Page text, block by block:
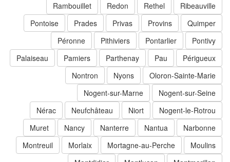
Ribeauville
Rethel
Redon
Rambouillet
Quimper
Provins
Privas
Prades
Pontoise
Pontivy
Pontarlier
Pithiviers
Péronne
Périgueux
Parthenay
Pamiers
Palaiseau
Oloron-Sainte-Marie
Nyons
Nontron
Nogent-sur-Seine
Nogent-sur-Marne
Nogent-le-Rotrou
Niort
Neufchâteau
Nérac
Narbonne
Nantua
Nanterre
Nancy
Muret
Moulins
Mortagne-au-Perche
Morlaix
Montreuil